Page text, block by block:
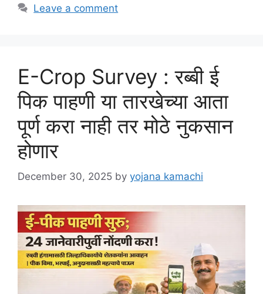
Leave a comment
E-Crop Survey : रब्बी ई
पिक पाहणी या तारखेच्या आता
पूर्ण करा नाही तर मोठे नुकसान
होणार
December 30, 2025 by yojana kamachi